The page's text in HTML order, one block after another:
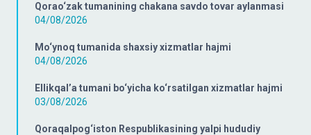
Qorao‘zak tumanining chakana savdo tovar aylanmasi
04/08/2026
Mo‘ynoq tumanida shaxsiy xizmatlar hajmi
04/08/2026
Ellikqal’a tumani bo‘yicha ko‘rsatilgan xizmatlar hajmi
03/08/2026
Qoraqalpog‘iston Respublikasining yalpi hududiy